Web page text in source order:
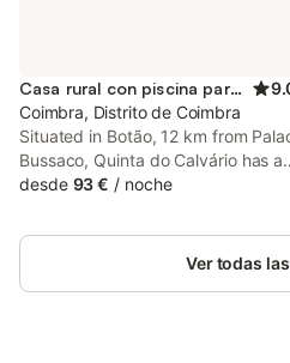
Casa rural con piscina para 2 personas
Coimbra, Distrito de Coimbra
Situated in Botão, 12 km from
Bussaco, Quinta do Calvário has a
seasonal outdoor swimming pool, a
desde 93 € / noche
Ver todas